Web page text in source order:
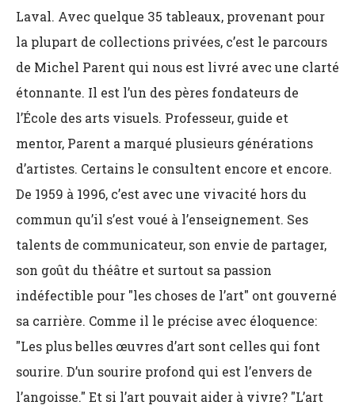
Laval. Avec quelque 35 tableaux, provenant pour
la plupart de collections privées, c’est le parcours
de Michel Parent qui nous est livré avec une clarté
étonnante. Il est l’un des pères fondateurs de
l’École des arts visuels. Professeur, guide et
mentor, Parent a marqué plusieurs générations
d’artistes. Certains le consultent encore et encore.
De 1959 à 1996, c’est avec une vivacité hors du
commun qu’il s’est voué à l’enseignement. Ses
talents de communicateur, son envie de partager,
son goût du théâtre et surtout sa passion
indéfectible pour "les choses de l’art" ont gouverné
sa carrière. Comme il le précise avec éloquence:
"Les plus belles œuvres d’art sont celles qui font
sourire. D’un sourire profond qui est l’envers de
l’angoisse." Et si l’art pouvait aider à vivre? "L’art